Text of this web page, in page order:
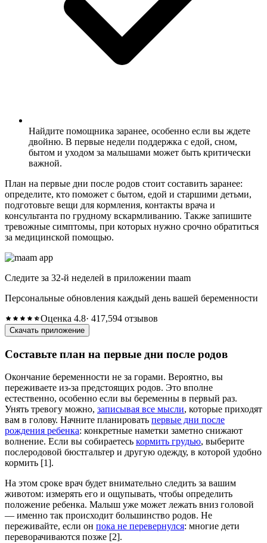
Найдите помощника заранее, особенно если вы ждете
двойню. В первые недели поддержка с едой, сном,
бытом и уходом за малышами может быть критически
важной.
План на первые дни после родов стоит составить заранее:
определите, кто поможет с бытом, едой и старшими детьми,
подготовьте вещи для кормления, контакты врача и
консультанта по грудному вскармливанию. Также запишите
тревожные симптомы, при которых нужно срочно обратиться
за медицинской помощью.
Следите за 32-й неделей в приложении maam
Персональные обновления каждый день вашей беременности
Оценка 4.8· 417,594 отзывов
Скачать приложение
Составьте план на первые дни после родов
Окончание беременности не за горами. Вероятно, вы
переживаете из-за предстоящих родов. Это вполне
естественно, особенно если вы беременны в первый раз.
Унять тревогу можно, записывая все мысли, которые приходят
вам в голову. Начните планировать первые дни после
рождения ребенка: конкретные наметки заметно снижают
волнение. Если вы собираетесь кормить грудью, выберите
послеродовой бюстгальтер и другую одежду, в которой удобно
кормить [1].
На этом сроке врач будет внимательно следить за вашим
животом: измерять его и ощупывать, чтобы определить
положение ребенка. Малыш уже может лежать вниз головой
— именно так происходит большинство родов. Не
переживайте, если он пока не перевернулся: многие дети
переворачиваются позже [2].